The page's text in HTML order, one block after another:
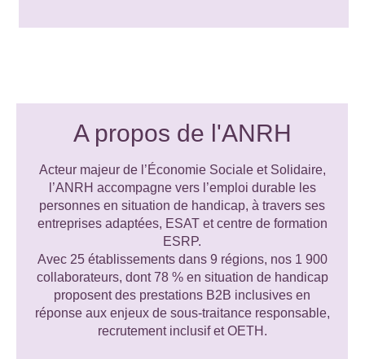
A propos de l'ANRH
Acteur majeur de l’Économie Sociale et Solidaire,
l’ANRH accompagne vers l’emploi durable les
personnes en situation de handicap, à travers ses
entreprises adaptées, ESAT et centre de formation
ESRP.
Avec 25 établissements dans 9 régions, nos 1 900
collaborateurs, dont 78 % en situation de handicap
proposent des prestations B2B inclusives en
réponse aux enjeux de sous-traitance responsable,
recrutement inclusif et OETH.